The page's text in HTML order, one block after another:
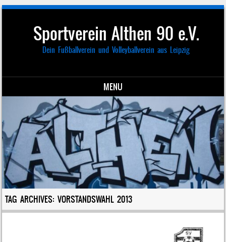
Sportverein Althen 90 e.V.
Dein Fußballverein und Volleyballverein aus Leipzig
MENU
Skip to content
TAG ARCHIVES:VORSTANDSWAHL 2013